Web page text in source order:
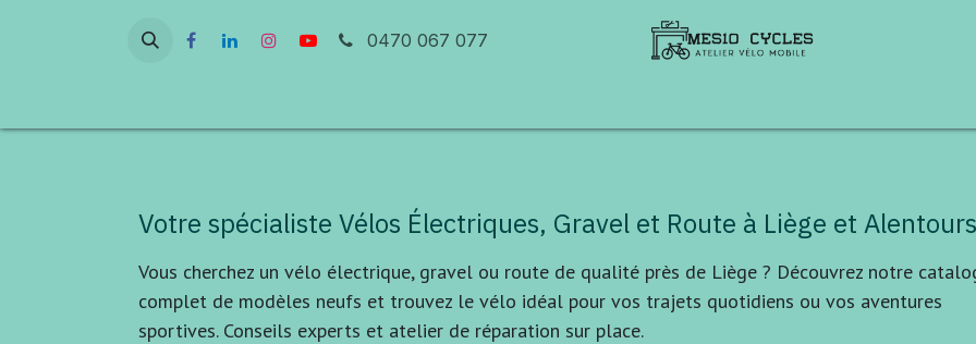
0470 067 077
Votre spécialiste Vélos Électriques, Gravel et Route à Liège et Alentours
Vous cherchez un vélo électrique, gravel ou route de qualité près de Liège ? Découvrez notre
complet de modèles neufs et trouvez le vélo idéal pour vos trajets quotidiens ou vos aventures
sportives. Conseils experts et atelier de réparation sur place.